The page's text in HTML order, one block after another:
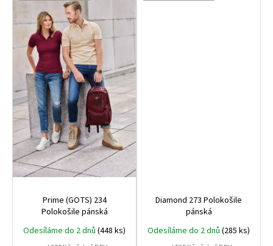
Prime (GOTS) 234
Polokošile pánská
Odesíláme do 2 dnů (448 ks)
Diamond 273 Polokošile
pánská
Odesíláme do 2 dnů (285 ks)